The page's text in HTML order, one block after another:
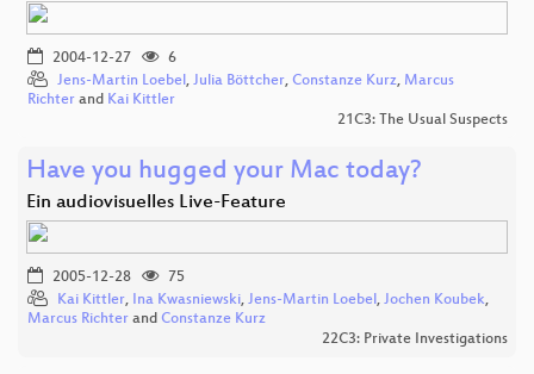
2004-12-27
6
Jens-Martin Loebel, Julia Böttcher, Constanze Kurz, Marcus
Richter and Kai Kittler
21C3: The Usual Suspects
Have you hugged your Mac today?
Ein audiovisuelles Live-Feature
2005-12-28
75
Kai Kittler, Ina Kwasniewski, Jens-Martin Loebel, Jochen Koubek,
Marcus Richter and Constanze Kurz
22C3: Private Investigations